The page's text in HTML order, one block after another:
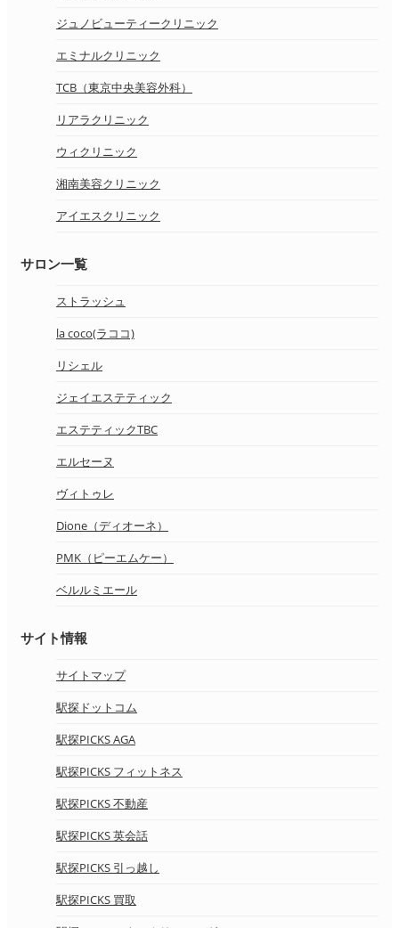
ジュノビューティークリニック
エミナルクリニック
TCB（東京中央美容外科）
リアラクリニック
ウィクリニック
湘南美容クリニック
アイエスクリニック
サロン一覧
ストラッシュ
la coco(ラココ)
リシェル
ジェイエステティック
エステティックTBC
エルセーヌ
ヴィトゥレ
Dione（ディオーネ）
PMK（ピーエムケー）
ベルルミエール
サイト情報
サイトマップ
駅探ドットコム
駅探PICKS AGA
駅探PICKS フィットネス
駅探PICKS 不動産
駅探PICKS 英会話
駅探PICKS 引っ越し
駅探PICKS 買取